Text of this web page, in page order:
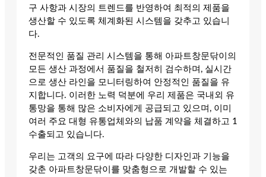
구 사항과 시장의 트렌드를 반영하여 최적의 제품을
생산할 수 있도록 체계화된 시스템을 갖추고 있습니
다.
전문적인 품질 관리 시스템을 통해 아파트창문닦이의
모든 생산 과정에서 품질을 철저히 검수하며, 실시간
으로 생산 라인을 모니터링하여 안정적인 품질을 유
지합니다. 이러한 노력 덕분에 우리 제품은 국내외 유
통망을 통해 많은 소비자에게 공급되고 있으며, 이미
여러 주요 대형 유통업체와의 납품 계약을 체결하고 1
수출되고 있습니다.
우리는 고객의 요구에 따라 다양한 디자인과 기능을
갖춘 아파트창문닦이를 맞춤형으로 개발할 수 있는